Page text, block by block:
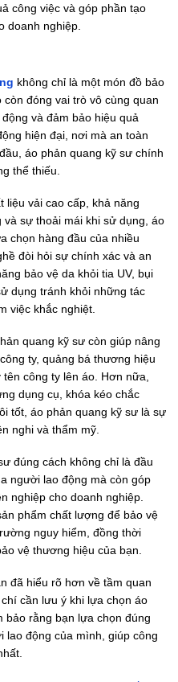
công việc và góp phần tạo
doanh nghiệp.
không chỉ là một món đồ bảo
đóng vai trò vô cùng quan
và đảm bảo hiệu quả
hiện đại, nơi mà an toàn
áo phản quang kỹ sư chính
thể thiếu.
liệu vải cao cấp, khả năng
sự thoải mái khi sử dụng, áo
chọn hàng đầu của nhiều
đòi hỏi sự chính xác và an
bảo vệ da khỏi tia UV, bụi
dụng tránh khỏi những tác
việc khắc nghiệt.
quang kỹ sư còn giúp nâng
ty, quảng bá thương hiệu
công ty lên áo. Hơn nữa,
dụng cụ, khóa kéo chắc
tốt, áo phản quang kỹ sư là sự
nghi và thẩm mỹ.
đúng cách không chỉ là đầu
người lao động mà còn góp
nghiệp cho doanh nghiệp.
phẩm chất lượng để bảo vệ
nguy hiểm, đồng thời
vệ thương hiệu của bạn.
đã hiểu rõ hơn về tầm quan
cần lưu ý khi lựa chọn áo
bảo rằng bạn lựa chọn đúng
lao động của mình, giúp công